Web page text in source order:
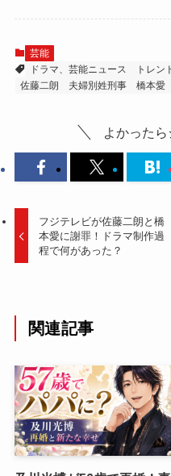
芸能
ドラマ、芸能ニュース トレン
佐藤二朗
夫婦別姓刑事 橋本愛
よかったら
フジテレビが佐藤二朗と橋
本愛に謝罪！ドラマ制作過
程で何があった？
関連記事